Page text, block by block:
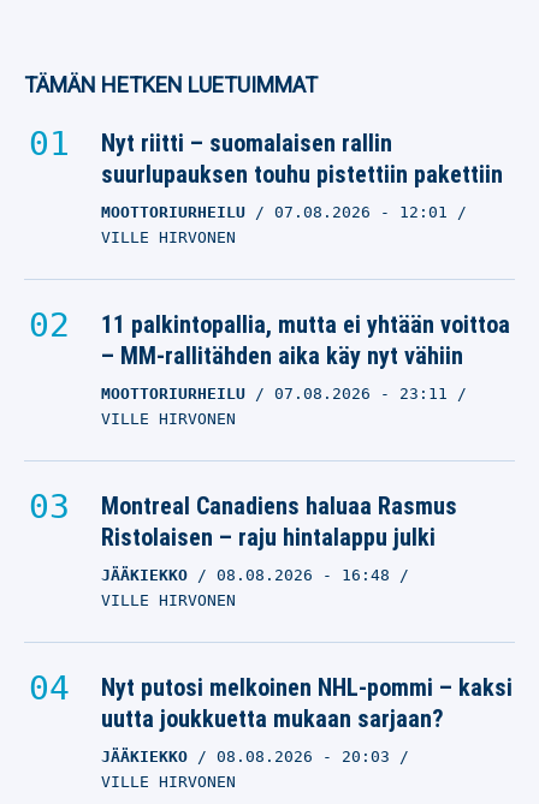
TÄMÄN HETKEN LUETUIMMAT
Nyt riitti – suomalaisen rallin
suurlupauksen touhu pistettiin pakettiin
MOOTTORIURHEILU 07.08.2026 - 12:01
VILLE HIRVONEN
11 palkintopallia, mutta ei yhtään voittoa
– MM-rallitähden aika käy nyt vähiin
MOOTTORIURHEILU 07.08.2026 - 23:11
VILLE HIRVONEN
Montreal Canadiens haluaa Rasmus
Ristolaisen – raju hintalappu julki
JÄÄKIEKKO 08.08.2026 - 16:48
VILLE HIRVONEN
Nyt putosi melkoinen NHL-pommi – kaksi
uutta joukkuetta mukaan sarjaan?
JÄÄKIEKKO 08.08.2026 - 20:03
VILLE HIRVONEN